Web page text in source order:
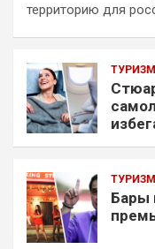
территорию для
ТУРИЗМ
ТУРИЗМ
Бары